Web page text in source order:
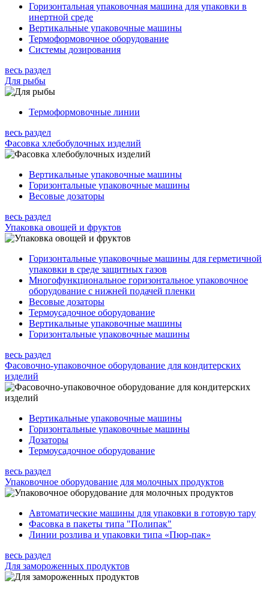
Горизонтальная упаковочная машина для упаковки в
инертной среде
Вертикальные упаковочные машины
Термоформовочное оборудование
Системы дозирования
весь раздел
Для рыбы
Термоформовочные линии
весь раздел
Фасовка хлебобулочных изделий
Вертикальные упаковочные машины
Горизонтальные упаковочные машины
Весовые дозаторы
весь раздел
Упаковка овощей и фруктов
Горизонтальные упаковочные машины для герметичной
упаковки в среде защитных газов
Многофункциональное горизонтальное упаковочное
оборудование с нижней подачей пленки
Весовые дозаторы
Термоусадочное оборудование
Вертикальные упаковочные машины
Горизонтальные упаковочные машины
весь раздел
Фасовочно-упаковочное оборудование для кондитерских
изделий
Вертикальные упаковочные машины
Горизонтальные упаковочные машины
Дозаторы
Термоусадочное оборудование
весь раздел
Упаковочное оборудование для молочных продуктов
Автоматические машины для упаковки в готовую тару
Фасовка в пакеты типа "Полипак"
Линии розлива и упаковки типа «Пюр-пак»
весь раздел
Для замороженных продуктов